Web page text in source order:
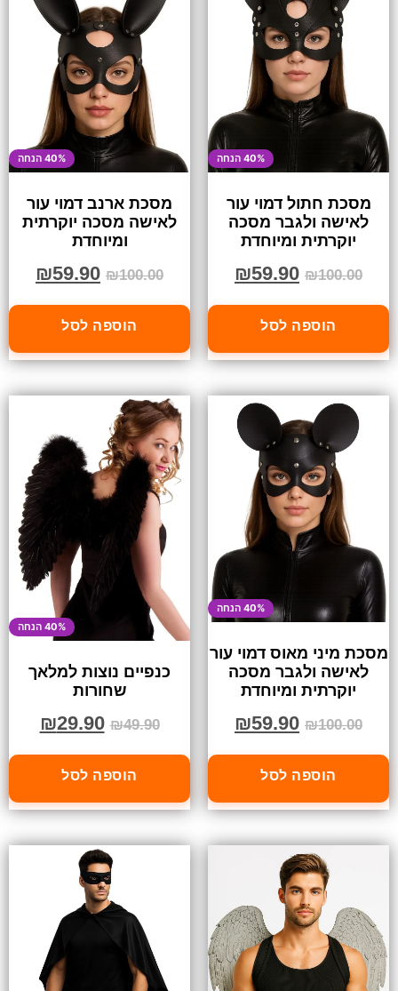
40% הנחה
מסכת חתול דמוי עור
לאישה ולגבר מסכה
יוקרתית ומיוחדת
₪100.00
₪59.90
הוספה לסל
40% הנחה
מסכת ארנב דמוי עור
לאישה מסכה יוקרתית
ומיוחדת
₪100.00
₪59.90
הוספה לסל
40% הנחה
מסכת מיני מאוס דמוי עור
לאישה ולגבר מסכה
יוקרתית ומיוחדת
₪100.00
₪59.90
הוספה לסל
40% הנחה
כנפיים נוצות למלאך
שחורות
₪49.90
₪29.90
הוספה לסל